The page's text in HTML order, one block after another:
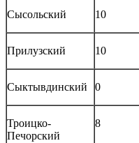
Сысольский 10
Прилузский 10
Сыктывдинский 0
Троицко-
Печорский
8